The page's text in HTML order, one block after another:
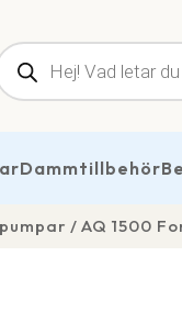
Dammtillbehör
AQ 1500